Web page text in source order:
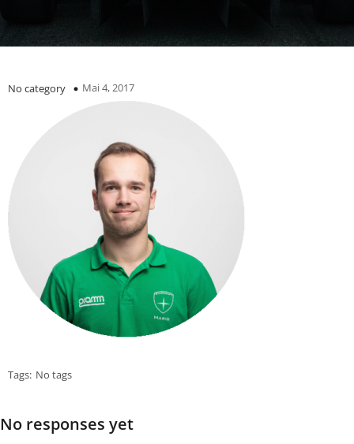
No category Mai 4, 2017
Tags: No tags
No responses yet